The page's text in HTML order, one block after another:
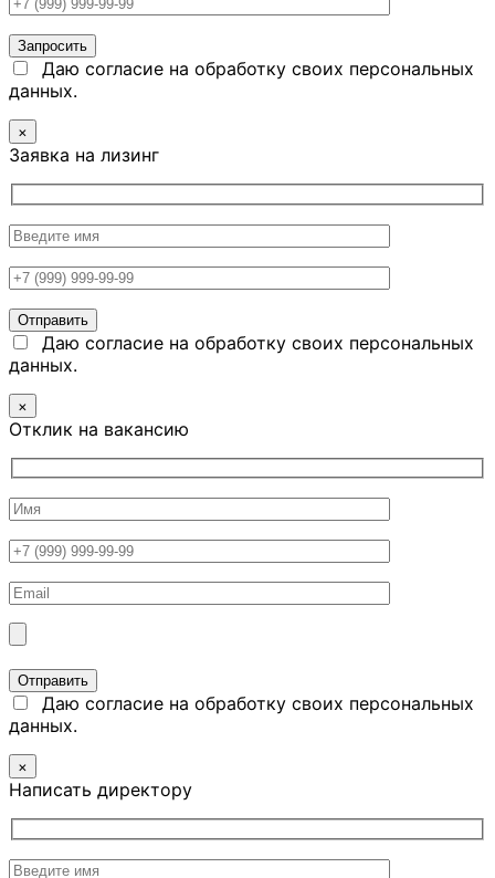
Даю согласие на обработку своих персональных
данных.
×
Заявка на лизинг
Даю согласие на обработку своих персональных
данных.
×
Отклик на вакансию
Даю согласие на обработку своих персональных
данных.
×
Написать директору